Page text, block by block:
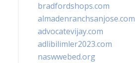
bradfordshops.com
almadenranchsanjose.com
advocatevijay.com
adlibilimler2023.com
naswwebed.org